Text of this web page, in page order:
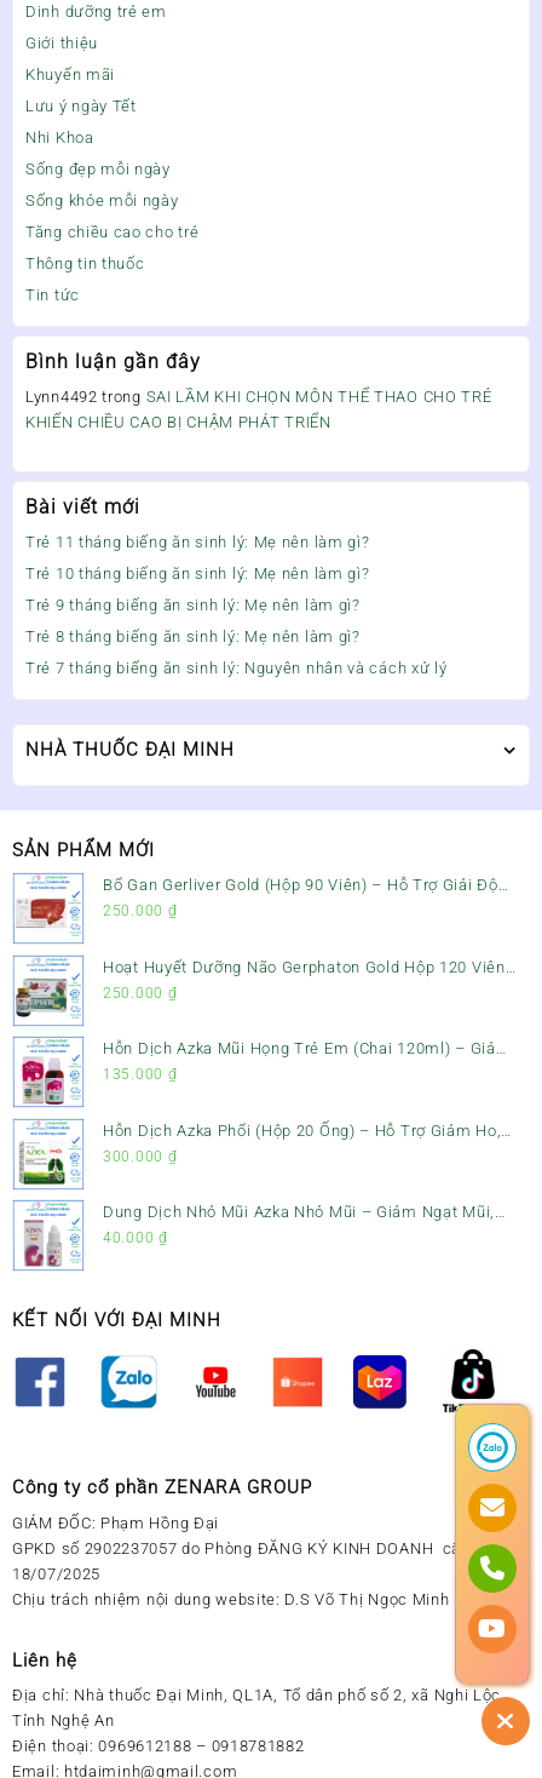
Dinh dưỡng trẻ em
Giới thiệu
Khuyến mãi
Lưu ý ngày Tết
Nhi Khoa
Sống đẹp mỗi ngày
Sống khỏe mỗi ngày
Tăng chiều cao cho trẻ
Thông tin thuốc
Tin tức
Bình luận gần đây
Lynn4492 trong SAI LẦM KHI CHỌN MÔN THỂ THAO CHO TRẺ
KHIẾN CHIỀU CAO BỊ CHẬM PHÁT TRIỂN
Bài viết mới
Trẻ 11 tháng biếng ăn sinh lý: Mẹ nên làm gì?
Trẻ 10 tháng biếng ăn sinh lý: Mẹ nên làm gì?
Trẻ 9 tháng biếng ăn sinh lý: Mẹ nên làm gì?
Trẻ 8 tháng biếng ăn sinh lý: Mẹ nên làm gì?
Trẻ 7 tháng biếng ăn sinh lý: Nguyên nhân và cách xử lý
NHÀ THUỐC ĐẠI MINH
SẢN PHẨM MỚI
Bổ Gan Gerliver Gold (Hộp 90 Viên) – Hỗ Trợ Giải Độc
Gan, Mát Gan & Bảo Vệ Gan
250.000 ₫
Hoạt Huyết Dưỡng Não Gerphaton Gold Hộp 120 Viên
– Giảm Đau Đầu, Hoa Mắt, Chóng Mặt & Rối Loạn Tiền
250.000 ₫
Hỗn Dịch Azka Mũi Họng Trẻ Em (Chai 120ml) – Giảm
Ho, Tiêu Đờm & Đau Rát Họng
135.000 ₫
Hỗn Dịch Azka Phổi (Hộp 20 Ống) – Hỗ Trợ Giảm Ho,
Tiêu Đờm & Bổ Phổi
300.000 ₫
Dung Dịch Nhỏ Mũi Azka Nhỏ Mũi – Giảm Ngạt Mũi,
Sổ Mũi Cho Trẻ Sơ Sinh
40.000 ₫
KẾT NỐI VỚI ĐẠI MINH
Công ty cổ phần ZENARA GROUP
GIÁM ĐỐC: Phạm Hồng Đại
GPKD số 2902237057 do Phòng ĐĂNG KÝ KINH DOANH cấp ngày
18/07/2025
Chịu trách nhiệm nội dung website: D.S Võ Thị Ngọc Minh
Liên hệ
Địa chỉ: Nhà thuốc Đại Minh, QL1A, Tổ dân phố số 2, xã Nghi Lộc,
Tỉnh Nghệ An
Điện thoại: 0969612188 – 0918781882
Email: htdaiminh@gmail.com